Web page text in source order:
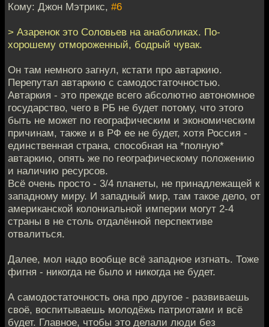
Кому: Джон Мэтрикс, #6
> Азаренок это Соловьев на анаболиках. По-
хорошему отмороженный, бодрый чувак.
Он там немного загнул, кстати про автаркию.
Перепутал автаркию с самодостаточностью.
Автаркия - это прежде всего абсолютно автономное
государство, чего в РБ не будет потому, что этого
быть не может по географическим и экономическим
причинам, также и в РФ ее не будет, хотя Россия -
единственная страна, способная на *полную*
автаркию, опять же по географическому положению
и наличию ресурсов.
Всё очень просто - 3/4 планеты, не принадлежащей к
западному миру. И западный мир, там такое дело, от
американской колониальной империи могут 2-4
страны в не столь отдалённой перспективе
отвалиться.
Далее, мол надо вообще всё западное изгнать. Тоже
фигня - никогда не было и никогда не будет.
А самодостаточность она про другое - развиваешь
своё, воспитываешь молодёжь патриотами и всё
будет. Главное, чтобы это делали люди без